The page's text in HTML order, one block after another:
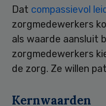
Dat compassievol
zorgmedewerkers
als waarde aansluit
zorgmedewerkers
de zorg. Ze willen
Kernwaarden